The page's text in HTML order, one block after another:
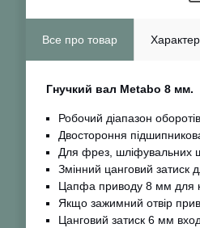
Все про товар
Гнучкий вал Metabo 8 мм.
Робочий діапазон
Двостороння
Для фрез, шліфувальних
Змінний цанговий затиск
Цапфа приводу 8 мм для
Якщо зажимний отвір
Цанговий затиск 6 мм